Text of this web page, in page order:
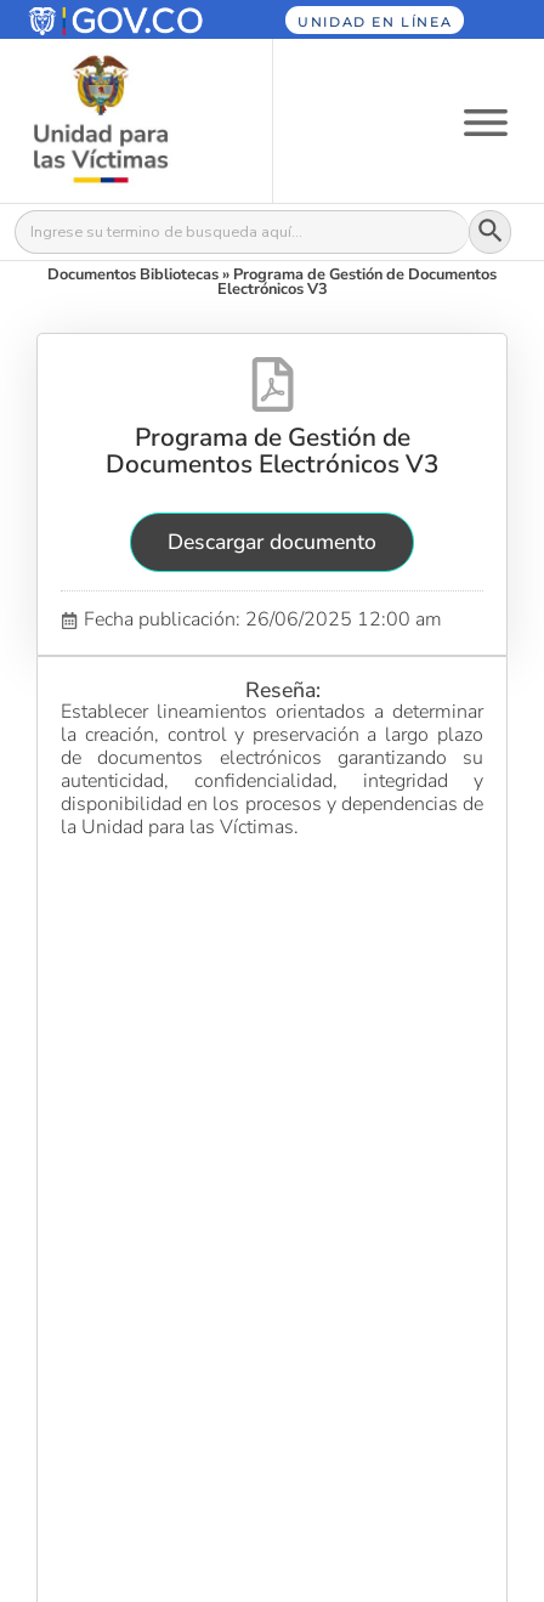
UNIDAD EN LÍNEA
Buscar: Botón
Documentos Bibliotecas» Programa de Gestión de Documentos
Electrónicos V3
Programa de Gestión de
Documentos Electrónicos V3
Descargar documento
Fecha publicación: 26/06/2025 12:00 am
Reseña:
Establecer lineamientos orientados a determinar
la creación, control y preservación a largo plazo
de documentos electrónicos garantizando su
autenticidad, confidencialidad, integridad y
disponibilidad en los procesos y dependencias de
la Unidad para las Víctimas.